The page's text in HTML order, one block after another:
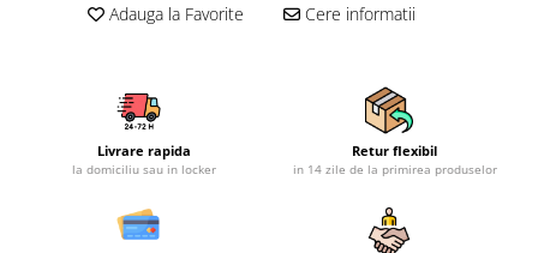
Accesorii echipamente curatenie
Unelte de gradinarit
Dispozitive de imprastiat si
Adauga la Favorite Cere informatii
Livrare rapida
la domiciliu sau in locker
Retur flexibil
in 14 zile de la primirea produselor